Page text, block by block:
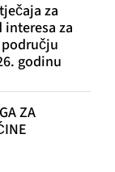
za
za
godinu
ZA